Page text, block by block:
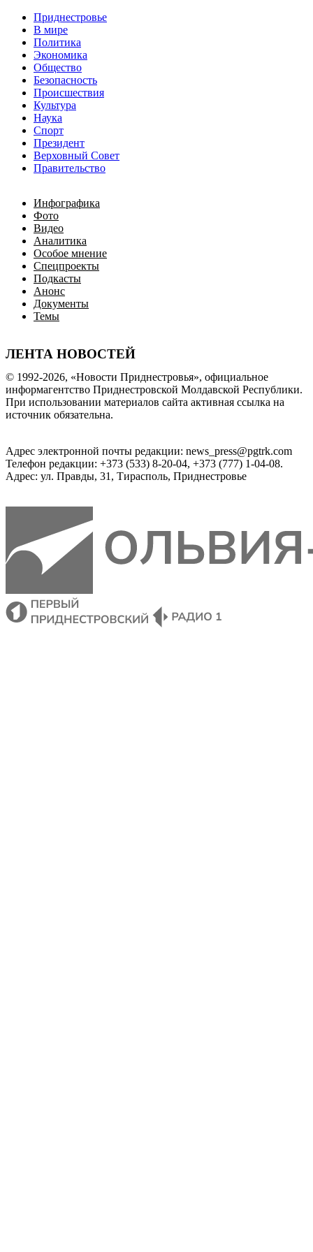
Приднестровье
В мире
Политика
Экономика
Общество
Безопасность
Происшествия
Культура
Наука
Спорт
Президент
Верховный Совет
Правительство
Инфографика
Фото
Видео
Аналитика
Особое мнение
Спецпроекты
Подкасты
Анонс
Документы
Темы
ЛЕНТА НОВОСТЕЙ
© 1992-2026, «Новости Приднестровья», официальное
информагентство Приднестровской Молдавской Республики.
При использовании материалов сайта активная ссылка на
источник обязательна.
Адрес электронной почты редакции: news_press@pgtrk.com
Телефон редакции: +373 (533) 8-20-04, +373 (777) 1-04-08.
Адрес: ул. Правды, 31, Тирасполь, Приднестровье